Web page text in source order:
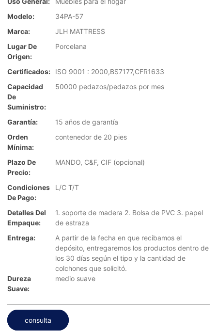
Modelo:
34PA-57
Marca:
JLH MATTRESS
Lugar De
Origen:
Porcelana
Certificados:
ISO 9001 : 2000,BS7177,CFR1633
Capacidad
De
Suministro:
50000 pedazos/pedazos por mes
Garantía:
15 años de garantía
Orden
Mínima:
contenedor de 20 pies
Plazo De
Precio:
MANDO, C&F, CIF (opcional)
Condiciones
De Pago:
L/C T/T
Detalles Del
Empaque:
1. soporte de madera 2. Bolsa de PVC 3. papel
de estraza
Entrega:
A partir de la fecha en que recibamos el
depósito, entregaremos los productos dentro de
los 30 días según el tipo y la cantidad de
colchones que solicitó.
Dureza
Suave:
medio suave
consulta